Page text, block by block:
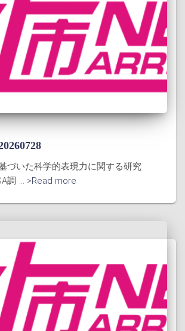
づいた科学的表現力に関する研究
調 ... >Read more